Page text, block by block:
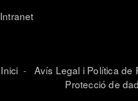
Intranet
Inici - Avís Legal i Política de
Protecció de